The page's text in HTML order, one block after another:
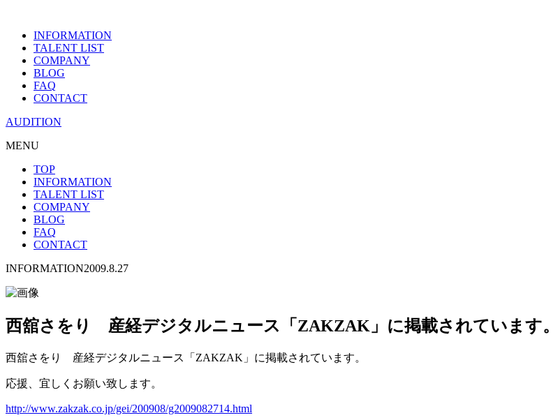
INFORMATION
TALENT LIST
COMPANY
BLOG
FAQ
CONTACT
AUDITION
MENU
TOP
INFORMATION
TALENT LIST
COMPANY
BLOG
FAQ
CONTACT
INFORMATION2009.8.27
西舘さをり 産経デジタルニュース「ZAKZAK」に掲載されています。
西舘さをり 産経デジタルニュース「ZAKZAK」に掲載されています。
応援、宜しくお願い致します。
http://www.zakzak.co.jp/gei/200908/g2009082714.html